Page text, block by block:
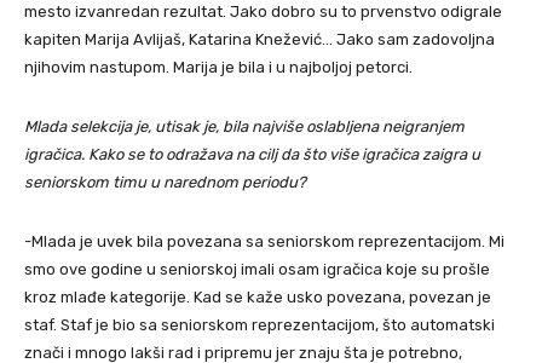
mesto izvanredan rezultat. Jako dobro su to prvenstvo odigrale
kapiten Marija Avlijaš, Katarina Knežević… Jako sam zadovoljna
njihovim nastupom. Marija je bila i u najboljoj petorci.
Mlada selekcija je, utisak je, bila najviše oslabljena neigranjem
igračica. Kako se to odražava na cilj da što više igračica zaigra u
seniorskom timu u narednom periodu?
-Mlada je uvek bila povezana sa seniorskom reprezentacijom. Mi
smo ove godine u seniorskoj imali osam igračica koje su prošle
kroz mlađe kategorije. Kad se kaže usko povezana, povezan je
staf. Staf je bio sa seniorskom reprezentacijom, što automatski
znači i mnogo lakši rad i pripremu jer znaju šta je potrebno,